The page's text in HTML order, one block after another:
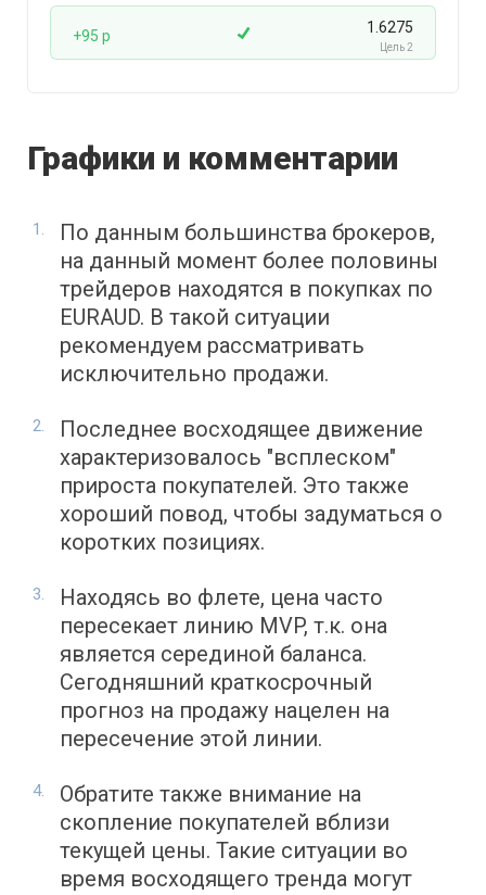
+95 p 1.6275
Цель 2
Графики и комментарии
По данным большинства брокеров,
на данный момент более половины
трейдеров находятся в покупках по
EURAUD. В такой ситуации
рекомендуем рассматривать
исключительно продажи.
Последнее восходящее движение
характеризовалось "всплеском"
прироста покупателей. Это также
хороший повод, чтобы задуматься о
коротких позициях.
Находясь во флете, цена часто
пересекает линию MVP, т.к. она
является серединой баланса.
Сегодняшний краткосрочный
прогноз на продажу нацелен на
пересечение этой линии.
Обратите также внимание на
скопление покупателей вблизи
текущей цены. Такие ситуации во
время восходящего тренда могут